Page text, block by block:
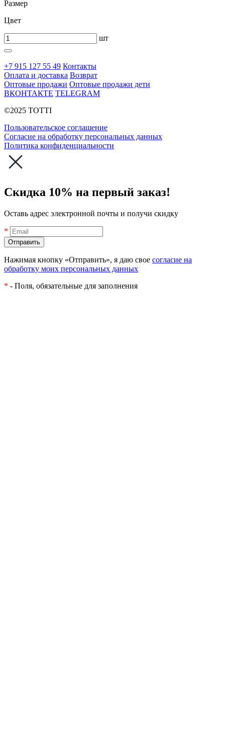
Размер
Цвет
шт
+7 915 127 55 49 Контакты
Оплата и доставка Возврат
Оптовые продажи Оптовые продажи дети
ВКОНТАКТЕ TELEGRAM
©2025 TOTTI
Пользовательское соглашение
Согласие на обработку персональных данных
Политика конфиденциальности
Скидка 10% на первый заказ!
Оставь адрес электронной почты и получи скидку
*
Нажимая кнопку «Отправить», я даю свое согласие на
обработку моих персональных данных
* - Поля, обязательные для заполнения